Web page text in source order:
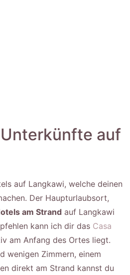
auf
auf Langkawi, welche deinen
Der Haupturlaubsort,
am Strand auf Langkawi
kann ich dir das Casa
am Anfang des Ortes liegt.
wenigen Zimmern, einem
direkt am Strand kannst du